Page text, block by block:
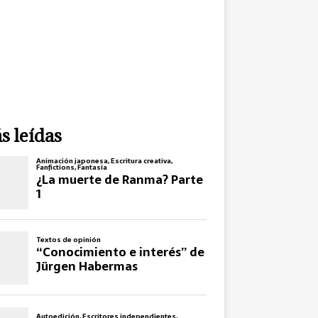
leídas